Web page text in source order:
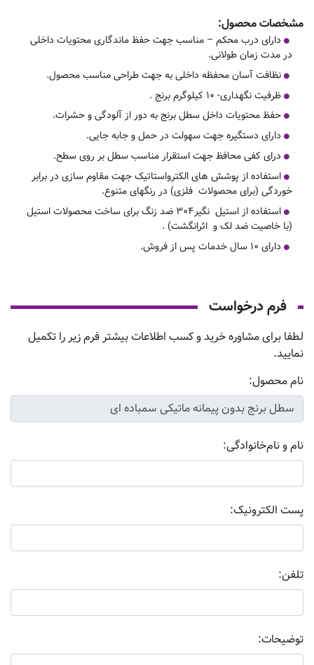
مشخصات محصول:
دارای درب محکم – مناسب جهت حفظ ماندگاری محتویات داخلی
در مدت زمان طولانی.
نظافت آسان محفظه داخلی به جهت طراحی مناسب محصول.
ظرفیت نگهداری- ۱۰ کیلوگرم برنج .
حفظ محتویات داخل سطل برنج به دور از آلودگی و حشرات.
دارای دستگیره جهت سهولت در حمل و جابه جایی.
درای کفی محافظ جهت استقرار مناسب سطل بر روی سطح.
استفاده از پوشش های الکترواستاتیک جهت مقاوم سازی در برابر
خوردگی (برای محصولات فلزی) در رنگهای متنوع.
استفاده از استیل نگیر۳۰۴ ضد زنگ برای ساخت محصولات استیل
(با خاصیت ضد لک و اثرانگشت) .
دارای ۱۰ سال خدمات پس از فروش.
فرم درخواست
لطفا برای مشاوره خرید و کسب اطلاعات بیشتر فرم زیر را تکمیل
نمایید.
نام محصول:
نام و نام‌خانوادگی:
پست الکترونیک:
تلفن:
توضیحات: